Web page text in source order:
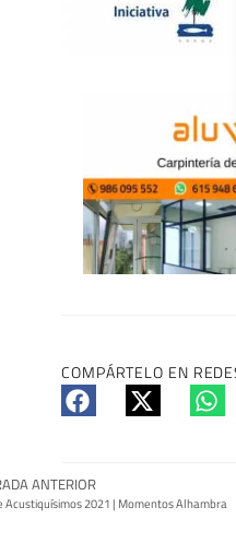
COMPÁRTELO EN
ANTERIOR
Acustiquísimos 2021 | Momentos Alhambra